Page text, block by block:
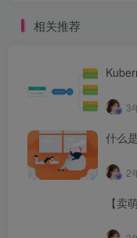
相关推荐
3
什么
2
【卖